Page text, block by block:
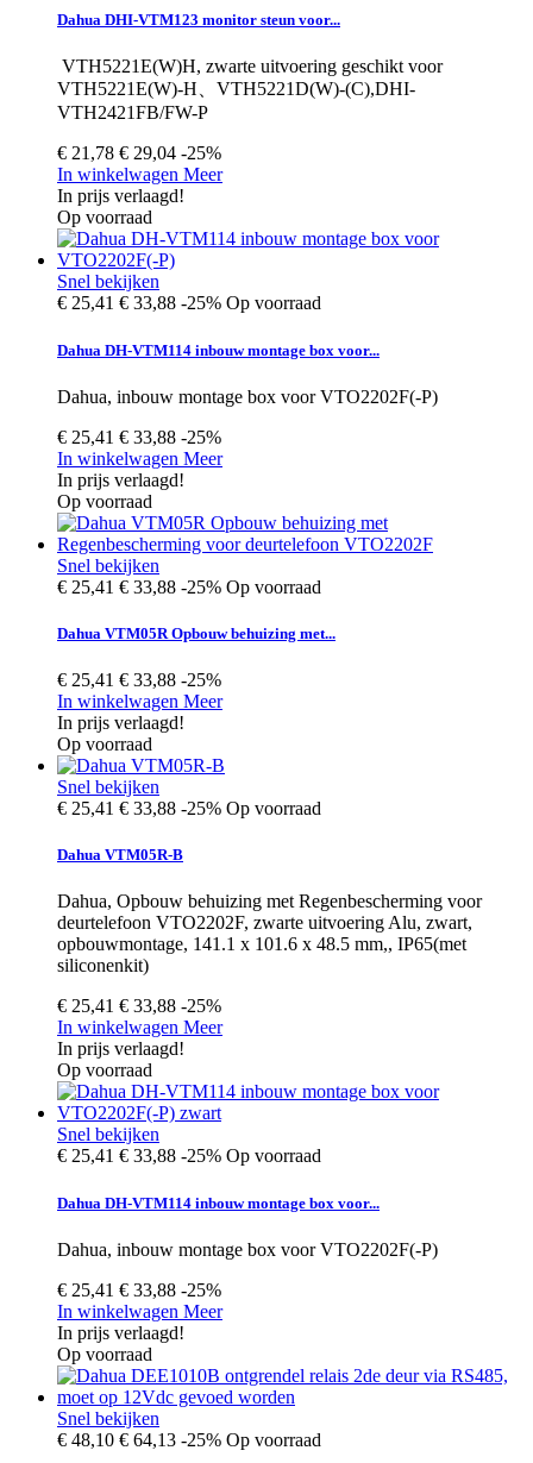
Dahua DHI-VTM123 monitor steun voor...
VTH5221E(W)H, zwarte uitvoering geschikt voor
VTH5221E(W)-H、VTH5221D(W)-(C),DHI-
VTH2421FB/FW-P
€ 21,78 € 29,04 -25%
In winkelwagen Meer
In prijs verlaagd!
Op voorraad
Snel bekijken
€ 25,41 € 33,88 -25% Op voorraad
Dahua DH-VTM114 inbouw montage box voor...
Dahua, inbouw montage box voor VTO2202F(-P)
€ 25,41 € 33,88 -25%
In winkelwagen Meer
In prijs verlaagd!
Op voorraad
Snel bekijken
€ 25,41 € 33,88 -25% Op voorraad
Dahua VTM05R Opbouw behuizing met...
€ 25,41 € 33,88 -25%
In winkelwagen Meer
In prijs verlaagd!
Op voorraad
Snel bekijken
€ 25,41 € 33,88 -25% Op voorraad
Dahua VTM05R-B
Dahua, Opbouw behuizing met Regenbescherming voor
deurtelefoon VTO2202F, zwarte uitvoering Alu, zwart,
opbouwmontage, 141.1 x 101.6 x 48.5 mm,, IP65(met
siliconenkit)
€ 25,41 € 33,88 -25%
In winkelwagen Meer
In prijs verlaagd!
Op voorraad
Snel bekijken
€ 25,41 € 33,88 -25% Op voorraad
Dahua DH-VTM114 inbouw montage box voor...
Dahua, inbouw montage box voor VTO2202F(-P)
€ 25,41 € 33,88 -25%
In winkelwagen Meer
In prijs verlaagd!
Op voorraad
Snel bekijken
€ 48,10 € 64,13 -25% Op voorraad